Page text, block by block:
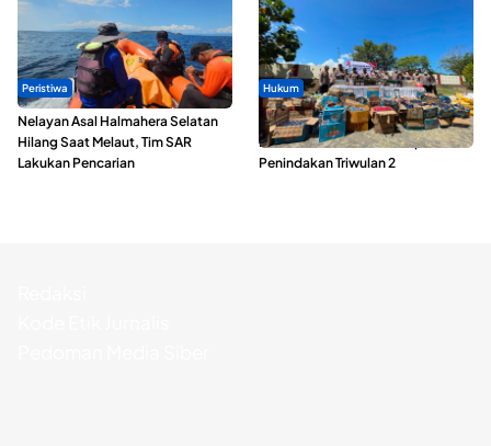
Peristiwa
Nelayan Asal Halmahera Selatan
Hilang Saat Melaut, Tim SAR
Lakukan Pencarian
Hukum
Polda Maluku Utara Musnahkan
Ribuan Liter Miras Hasil Operasi
Penindakan Triwulan 2